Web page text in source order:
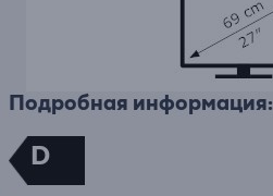
Подробная информация:
D